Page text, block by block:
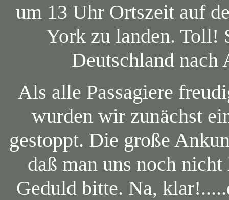
um 13 Uhr Ortszeit auf
York zu landen. Toll!
Deutschland
Als alle Passagiere
wurden wir zunächst
gestoppt. Die große
daß man uns noch
Geduld bitte. Na,